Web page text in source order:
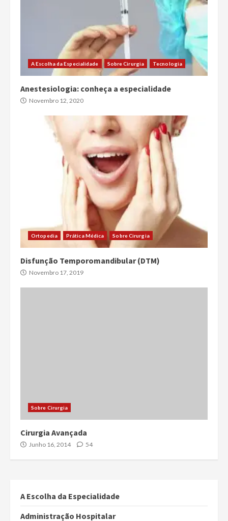
A Escolha da Especialidade Sobre Cirurgia Tecnologia
Anestesiologia: conheça a especialidade
Novembro 12, 2020
Ortopedia Prática Médica Sobre Cirurgia
Disfunção Temporomandibular (DTM)
Novembro 17, 2019
Sobre Cirurgia
Cirurgia Avançada
Junho 16, 2014 54
A Escolha da Especialidade
Administração Hospitalar